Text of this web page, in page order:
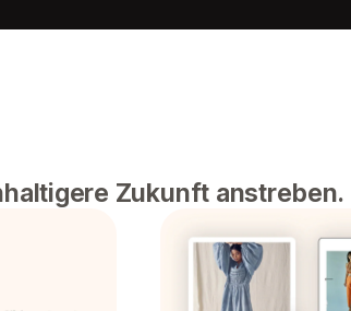
Zukunft anstreben.